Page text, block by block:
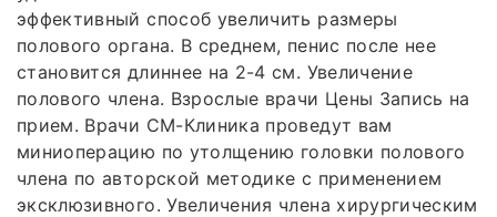
эффективный способ увеличить размеры
полового органа. В среднем, пенис после нее
становится длиннее на 2-4 см. Увеличение
полового члена. Взрослые врачи Цены Запись на
прием. Врачи СМ-Клиника проведут вам
миниоперацию по утолщению головки полового
члена по авторской методике с применением
эксклюзивного. Увеличения члена хирургическим